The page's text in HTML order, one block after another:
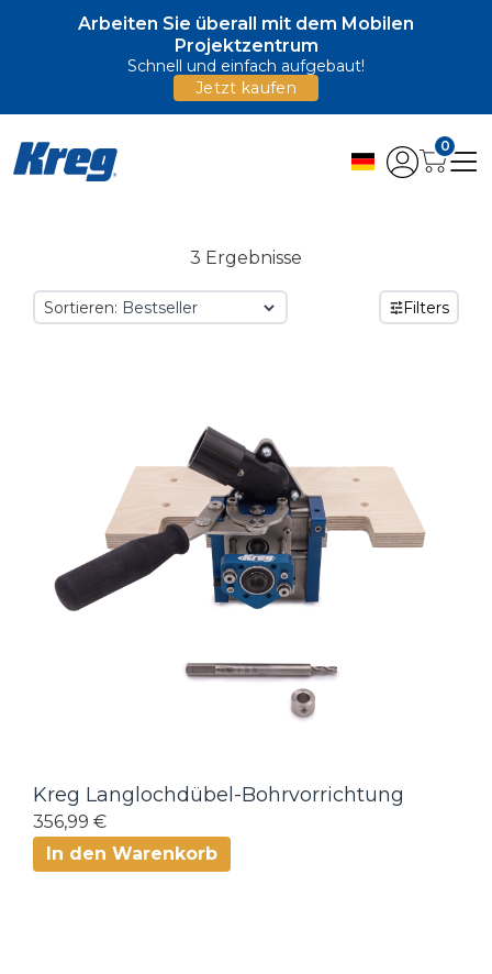
Arbeiten Sie überall mit dem Mobilen
Projektzentrum
Schnell und einfach aufgebaut!
Jetzt kaufen
0
3 Ergebnisse
Sortieren: Filters
Kreg Langlochdübel-Bohrvorrichtung
356,99 €
In den Warenkorb